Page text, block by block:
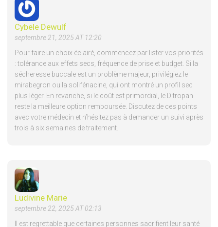
Cybele Dewulf
septembre 21, 2025 AT 12:20
Pour faire un choix éclairé, commencez par lister vos priorités
: tolérance aux effets secs, fréquence de prise et budget. Si la
sécheresse buccale est un problème majeur, privilégiez le
mirabegron ou la solifénacine, qui ont montré un profil sec
plus léger. En revanche, si le coût est primordial, le Ditropan
reste la meilleure option remboursée. Discutez de ces points
avec votre médecin et n’hésitez pas à demander un suivi après
trois à six semaines de traitement.
Ludivine Marie
septembre 22, 2025 AT 02:13
Il est regrettable que certaines personnes sacrifient leur santé